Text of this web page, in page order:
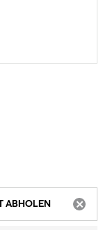
ABHOLEN